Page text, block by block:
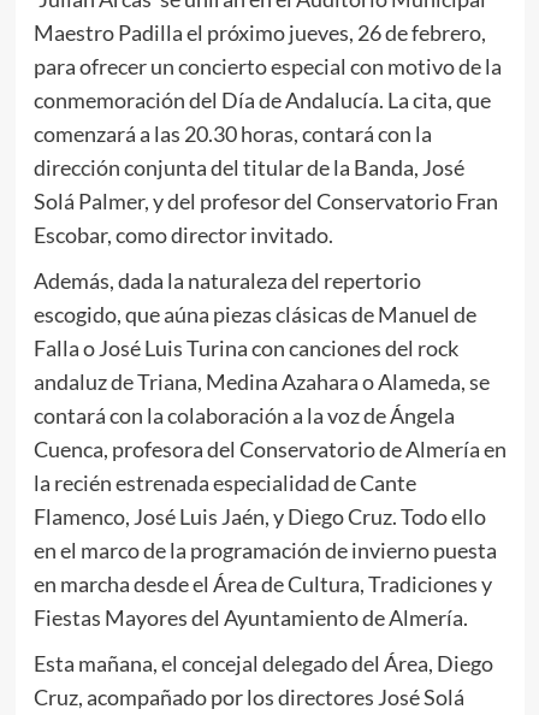
Maestro Padilla el próximo jueves, 26 de febrero,
para ofrecer un concierto especial con motivo de la
conmemoración del Día de Andalucía. La cita, que
comenzará a las 20.30 horas, contará con la
dirección conjunta del titular de la Banda, José
Solá Palmer, y del profesor del Conservatorio Fran
Escobar, como director invitado.
Además, dada la naturaleza del repertorio
escogido, que aúna piezas clásicas de Manuel de
Falla o José Luis Turina con canciones del rock
andaluz de Triana, Medina Azahara o Alameda, se
contará con la colaboración a la voz de Ángela
Cuenca, profesora del Conservatorio de Almería en
la recién estrenada especialidad de Cante
Flamenco, José Luis Jaén, y Diego Cruz. Todo ello
en el marco de la programación de invierno puesta
en marcha desde el Área de Cultura, Tradiciones y
Fiestas Mayores del Ayuntamiento de Almería.
Esta mañana, el concejal delegado del Área, Diego
Cruz, acompañado por los directores José Solá